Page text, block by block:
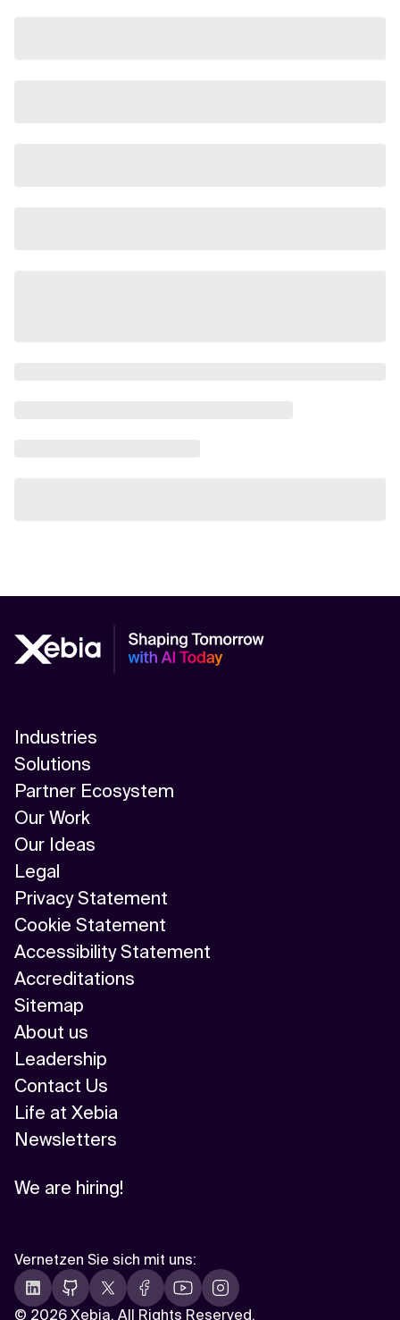
Industries
Solutions
Partner Ecosystem
Our Work
Our Ideas
Legal
Privacy Statement
Cookie Statement
Accessibility Statement
Accreditations
Sitemap
About us
Leadership
Contact Us
Life at Xebia
Newsletters
We are hiring!
© 2026 Xebia. All Rights Reserved.
Vernetzen Sie sich mit uns: